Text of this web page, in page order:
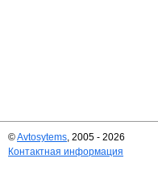
©Avtosytems, 2005 - 2026
Контактная информация